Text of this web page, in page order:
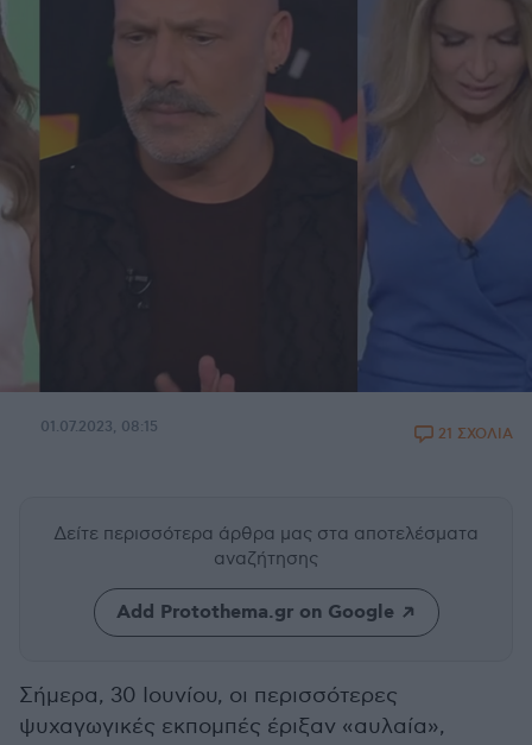
01.07.2023, 08:15 21 ΣΧΟΛΙΑ
Δείτε περισσότερα άρθρα μας στα αποτελέσματα
αναζήτησης
Add Protothema.gr on Google
Σήμερα, 30 Ιουνίου, οι περισσότερες
ψυχαγωγικές εκπομπές έριξαν «αυλαία»,